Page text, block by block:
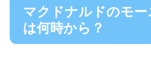
マクドナルドのモ
は何時から？